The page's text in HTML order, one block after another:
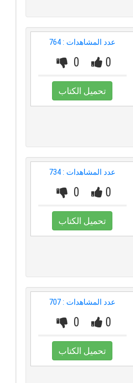
عدد المشاهدات : 764
0
0
تحميل الكتاب
عدد المشاهدات : 734
0
0
تحميل الكتاب
عدد المشاهدات : 707
0
0
تحميل الكتاب